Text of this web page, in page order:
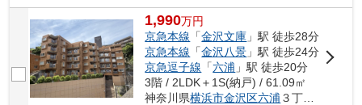
1,990万円
京急本線 「金沢文庫 」駅 徒歩28分
京急本線 「金沢八景 」駅 徒歩24分
京急逗子線 「六浦 」駅 徒歩20分
3階 / 2LDK＋1S(納戸) / 61.09㎡
神奈川県横浜市金沢区六浦 ３丁目42-1